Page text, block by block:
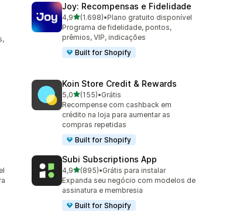
Joy: Recompensas e Fidelidade
4,9de 5 estrelas
(1.698)
1698 avaliações ao todo
•Plano gratuito disponível
Programa de fidelidade, pontos,
prêmios, VIP, indicações
Built for Shopify
Koin Store Credit & Rewards
5,0de 5 estrelas
(155)
155 avaliações ao todo
•Grátis
Recompense com cashback em
crédito na loja para aumentar as
compras repetidas
Built for Shopify
Subi Subscriptions App
4,9de 5 estrelas
(895)
895 avaliações ao todo
•Grátis para instalar
Expanda seu negócio com modelos de
assinatura e membresia
Built for Shopify